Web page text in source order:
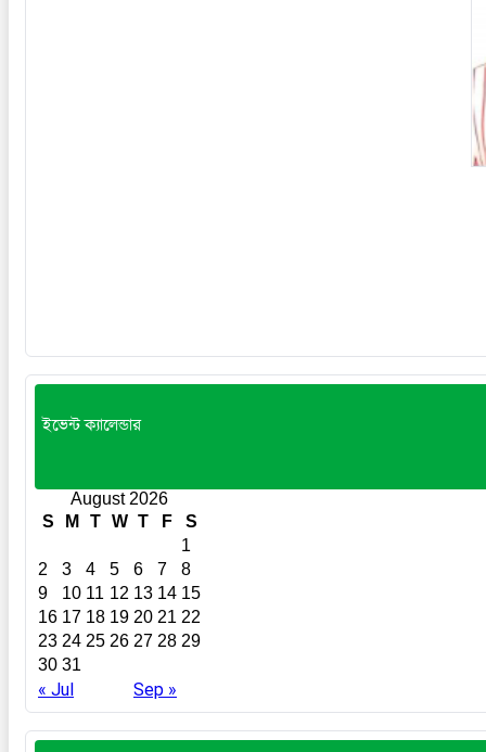
ইভেন্ট ক্যালেন্ডার
August 2026
S
M T W T F
S
1
2
3 4 5 6 7
8
9
10 11 12 13 14 15
16 17 18 19 20 21 22
23 24 25 26 27 28 29
30 31
« Jul Sep »